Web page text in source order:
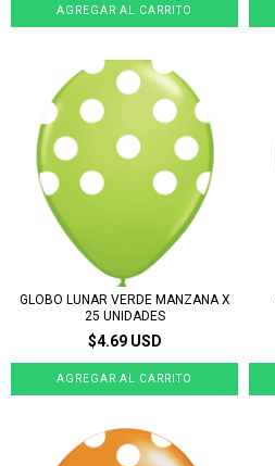
GLOBO LUNAR VERDE MANZANA X
25 UNIDADES
$4.69 USD